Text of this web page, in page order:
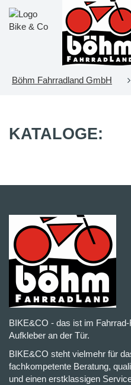
Böhm Fahrradland GmbH
KATALOGE:
BIKE&CO - das ist im
Aufkleber an der Tür.
BIKE&CO steht vielmehr für
fachkompetente Beratung,
und einen erstklassigen